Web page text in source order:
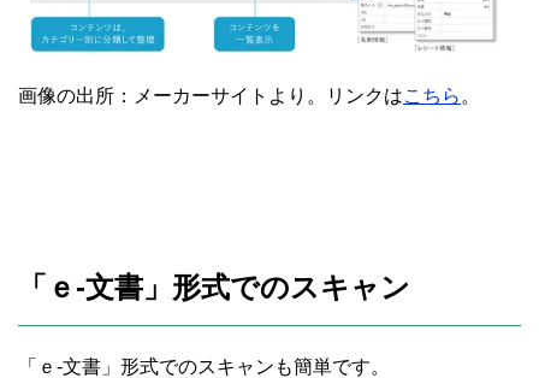
画像の出所：メーカーサイトより。リンクはこちら 。
「ｅ-文書」形式でのスキャン
「ｅ-文書」形式でのスキャンも簡単です。